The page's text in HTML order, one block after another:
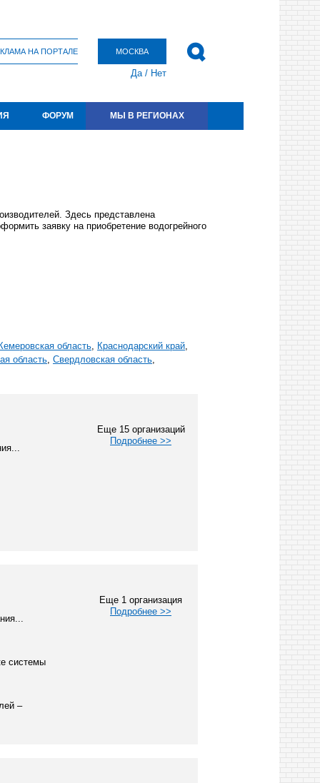
НА ПОРТАЛЕ МОСКВА
Да/ Нет
ФОРУМ МЫ В РЕГИОНАХ
Здесь представлена
заявку на приобретение водогрейного
Кемеровская область, Краснодарский край,
область, Свердловская область,
Еще 15 организаций
Подробнее >>
Еще 1 организация
Подробнее >>
системы
–